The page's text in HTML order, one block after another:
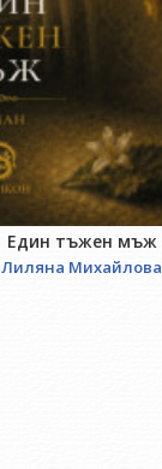
Един тъжен мъж
Лиляна Михайлова